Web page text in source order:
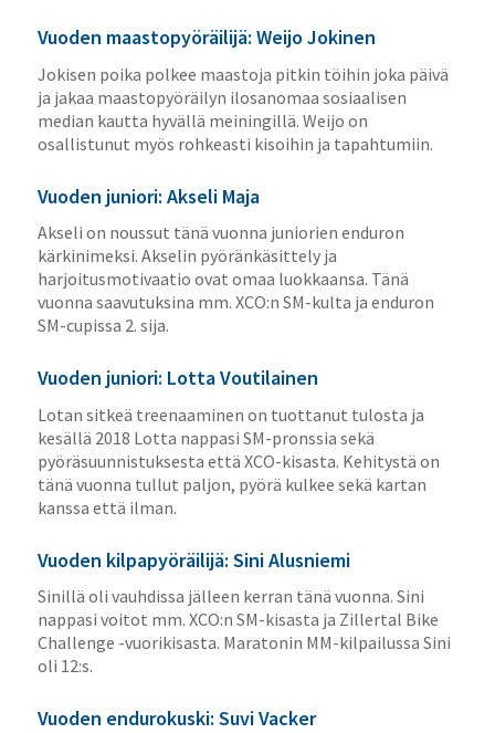
Vuoden maastopyöräilijä: Weijo Jokinen
Jokisen poika polkee maastoja pitkin töihin joka päivä
ja jakaa maastopyöräilyn ilosanomaa sosiaalisen
median kautta hyvällä meiningillä. Weijo on
osallistunut myös rohkeasti kisoihin ja tapahtumiin.
Vuoden juniori: Akseli Maja
Akseli on noussut tänä vuonna juniorien enduron
kärkinimeksi. Akselin pyöränkäsittely ja
harjoitusmotivaatio ovat omaa luokkaansa. Tänä
vuonna saavutuksina mm. XCO:n SM-kulta ja enduron
SM-cupissa 2. sija.
Vuoden juniori: Lotta Voutilainen
Lotan sitkeä treenaaminen on tuottanut tulosta ja
kesällä 2018 Lotta nappasi SM-pronssia sekä
pyöräsuunnistuksesta että XCO-kisasta. Kehitystä on
tänä vuonna tullut paljon, pyörä kulkee sekä kartan
kanssa että ilman.
Vuoden kilpapyöräilijä: Sini Alusniemi
Sinillä oli vauhdissa jälleen kerran tänä vuonna. Sini
nappasi voitot mm. XCO:n SM-kisasta ja Zillertal Bike
Challenge -vuorikisasta. Maratonin MM-kilpailussa Sini
oli 12:s.
Vuoden endurokuski: Suvi Vacker